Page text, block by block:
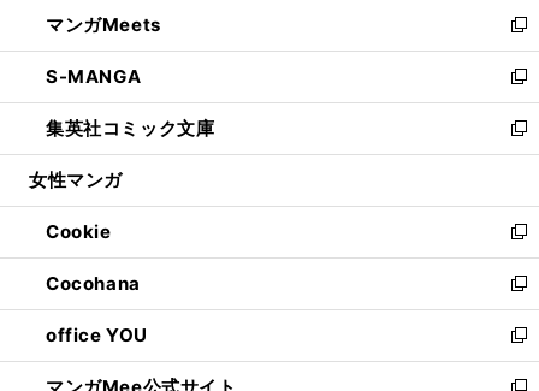
く
で
開
く
ド
ウ
で
開
く
ィ
ン
ド
ウ
で
開
い
ウ
ィ
ン
ド
ウ
開
く
マンガMeets
新
し
い
ウ
ィ
ン
ウ
で
開
く
S-MANGA
新
し
い
ウ
ン
ド
ウ
で
開
く
集英社コミック文庫
新
し
ウ
ィ
ン
ド
ウ
で
開
く
女性マンガ
Cookie
新
し
い
ウ
ィ
ン
Cocohana
新
し
い
ウ
office YOU
新
し